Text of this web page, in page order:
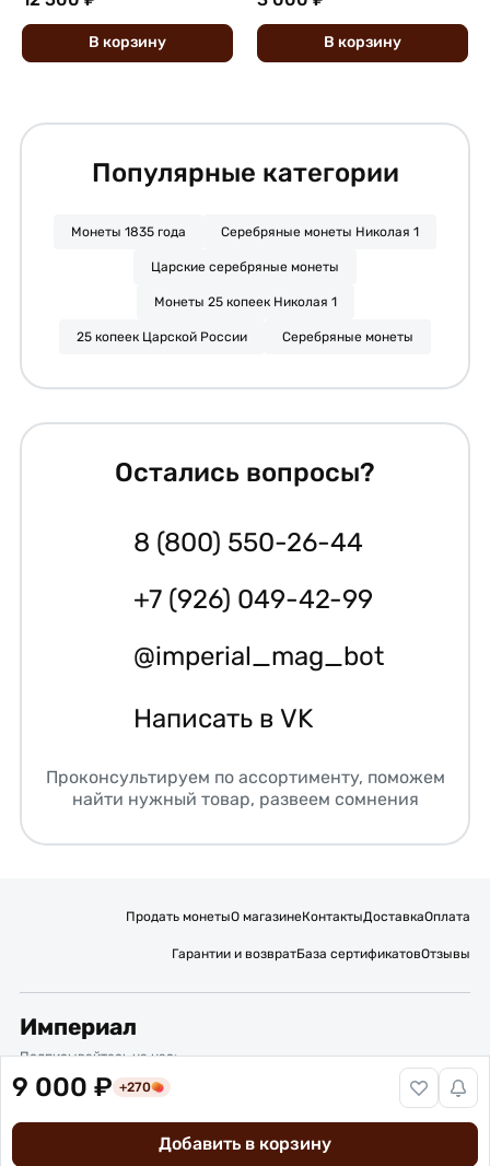
9 000 ₽ +270
Добавить в корзину
В корзину В корзину
Популярные категории
Монеты 1835 года Серебряные монеты Николая 1
Царские серебряные монеты
Монеты 25 копеек Николая 1
25 копеек Царской России Серебряные монеты
Остались вопросы?
8 (800) 550-26-44
+7 (926) 049-42-99
@imperial_mag_bot
Написать в VK
Проконсультируем по ассортименту, поможем
найти нужный товар, развеем сомнения
Продать монетыО магазинеКонтактыДоставкаОплата
Гарантии и возвратБаза сертификатовОтзывы
Империал
Подписывайтесь на нас:
Вакансии
Политика обработки персональных данных
© 2016 – 2026 ИП Титов Александр Михайлович